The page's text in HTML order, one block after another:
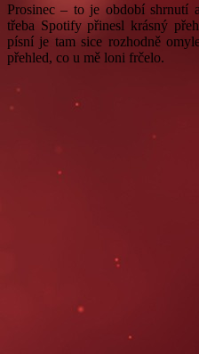
Prosinec – to je období shrnutí
třeba Spotify přinesl krásný
písní je tam sice rozhodně
přehled, co u mě loni frčelo.